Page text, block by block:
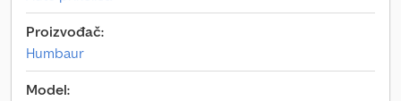
Proizvođač:
Humbaur
Model: